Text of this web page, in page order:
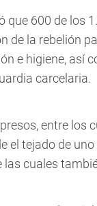
que 600 de los
de la rebelión
e higiene, así
carcelaria.
entre los
el tejado de uno
las cuales